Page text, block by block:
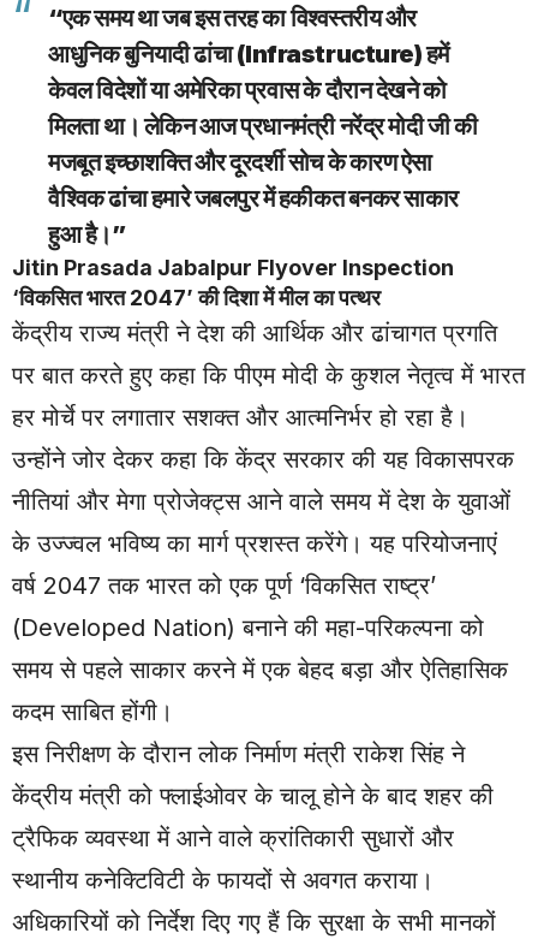
“एक समय था जब इस तरह का विश्वस्तरीय और
आधुनिक बुनियादी ढांचा (Infrastructure) हमें
केवल विदेशों या अमेरिका प्रवास के दौरान देखने को
मिलता था। लेकिन आज प्रधानमंत्री नरेंद्र मोदी जी की
मजबूत इच्छाशक्ति और दूरदर्शी सोच के कारण ऐसा
वैश्विक ढांचा हमारे जबलपुर में हकीकत बनकर साकार
हुआ है।”
Jitin Prasada Jabalpur Flyover Inspection
‘विकसित भारत 2047’ की दिशा में मील का पत्थर
केंद्रीय राज्य मंत्री ने देश की आर्थिक और ढांचागत प्रगति
पर बात करते हुए कहा कि पीएम मोदी के कुशल नेतृत्व में भारत
हर मोर्चे पर लगातार सशक्त और आत्मनिर्भर हो रहा है।
उन्होंने जोर देकर कहा कि केंद्र सरकार की यह विकासपरक
नीतियां और मेगा प्रोजेक्ट्स आने वाले समय में देश के युवाओं
के उज्ज्वल भविष्य का मार्ग प्रशस्त करेंगे। यह परियोजनाएं
वर्ष 2047 तक भारत को एक पूर्ण ‘विकसित राष्ट्र’
(Developed Nation) बनाने की महा-परिकल्पना को
समय से पहले साकार करने में एक बेहद बड़ा और ऐतिहासिक
कदम साबित होंगी।
इस निरीक्षण के दौरान लोक निर्माण मंत्री राकेश सिंह ने
केंद्रीय मंत्री को फ्लाईओवर के चालू होने के बाद शहर की
ट्रैफिक व्यवस्था में आने वाले क्रांतिकारी सुधारों और
स्थानीय कनेक्टिविटी के फायदों से अवगत कराया।
अधिकारियों को निर्देश दिए गए हैं कि सुरक्षा के सभी मानकों